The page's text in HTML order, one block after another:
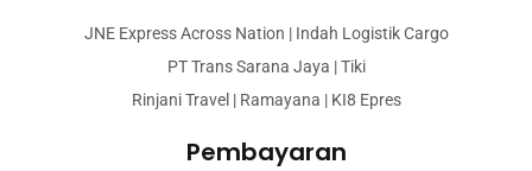
JNE Express Across Nation | Indah Logistik Cargo
PT Trans Sarana Jaya | Tiki
Rinjani Travel | Ramayana | KI8 Epres
Pembayaran